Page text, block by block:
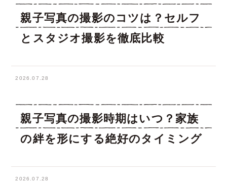
親子写真の撮影のコツは？セルフ
とスタジオ撮影を徹底比較
2026.07.28
親子写真の撮影時期はいつ？家族
の絆を形にする絶好のタイミング
2026.07.28